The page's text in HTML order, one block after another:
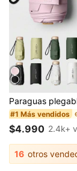
#1 Más vendidos
$4.990 2.4k+
16 otros